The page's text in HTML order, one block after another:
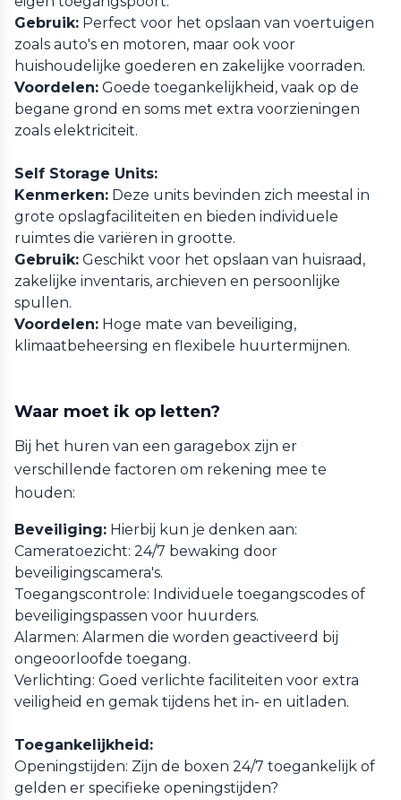
Gebruik: Perfect voor het opslaan van voertuigen
zoals auto's en motoren, maar ook voor
huishoudelijke goederen en zakelijke voorraden.
Voordelen: Goede toegankelijkheid, vaak op de
begane grond en soms met extra voorzieningen
zoals elektriciteit.
Self Storage Units:
Kenmerken: Deze units bevinden zich meestal in
grote opslagfaciliteiten en bieden individuele
ruimtes die variëren in grootte.
Gebruik: Geschikt voor het opslaan van huisraad,
zakelijke inventaris, archieven en persoonlijke
spullen.
Voordelen: Hoge mate van beveiliging,
klimaatbeheersing en flexibele huurtermijnen.
Waar moet ik op letten?
Bij het huren van een garagebox zijn er
verschillende factoren om rekening mee te
houden:
Beveiliging: Hierbij kun je denken aan:
Cameratoezicht: 24/7 bewaking door
beveiligingscamera's.
Toegangscontrole: Individuele toegangscodes of
beveiligingspassen voor huurders.
Alarmen: Alarmen die worden geactiveerd bij
ongeoorloofde toegang.
Verlichting: Goed verlichte faciliteiten voor extra
veiligheid en gemak tijdens het in- en uitladen.
Toegankelijkheid:
Openingstijden: Zijn de boxen 24/7 toegankelijk of
gelden er specifieke openingstijden?